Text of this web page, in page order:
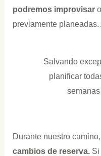
podremos improvisaro
previamente
Salvando
planificar
Durante nuestro camino,
cambios de reserva.Si